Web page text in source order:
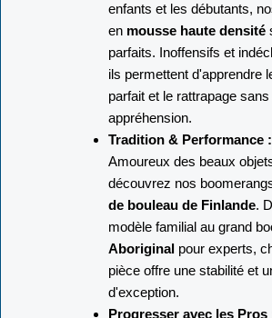
enfants et les débutants,
en mousse haute densité
parfaits. Inoffensifs et
ils permettent d'apprendre
parfait et le rattrapage
appréhension.
Tradition & Performance :
Amoureux des beaux
découvrez nos
de bouleau de Finlande.
modèle familial au grand
Aboriginal pour experts,
pièce offre une stabilité et
d'exception.
Progresser avec les Pros